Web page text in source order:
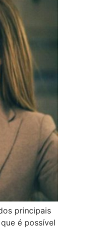
principais
é possível